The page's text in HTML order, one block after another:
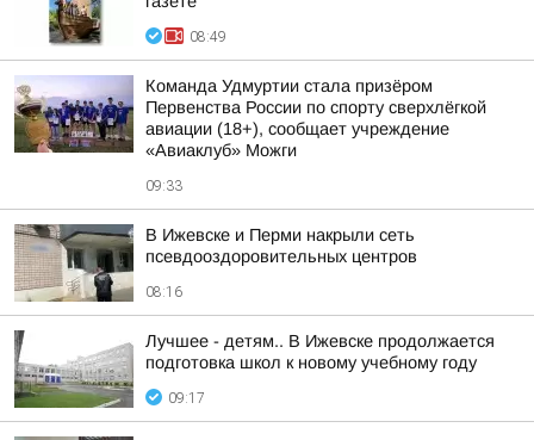
08:49
Команда Удмуртии стала призёром
Первенства России по спорту сверхлёгкой
авиации (18+), сообщает учреждение
«Авиаклуб» Можги
09:33
В Ижевске и Перми накрыли сеть
псевдооздоровительных центров
08:16
Лучшее - детям.. В Ижевске продолжается
подготовка школ к новому учебному году
09:17